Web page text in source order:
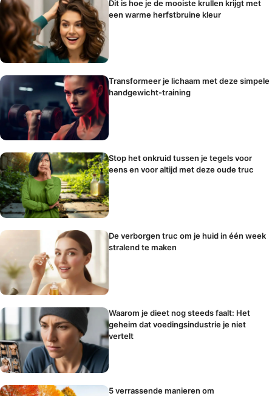
Dit is hoe je de mooiste krullen krijgt met
een warme herfstbruine kleur
Transformeer je lichaam met deze simpele
handgewicht-training
Stop het onkruid tussen je tegels voor
eens en voor altijd met deze oude truc
De verborgen truc om je huid in één week
stralend te maken
Waarom je dieet nog steeds faalt: Het
geheim dat voedingsindustrie je niet
vertelt
5 verrassende manieren om